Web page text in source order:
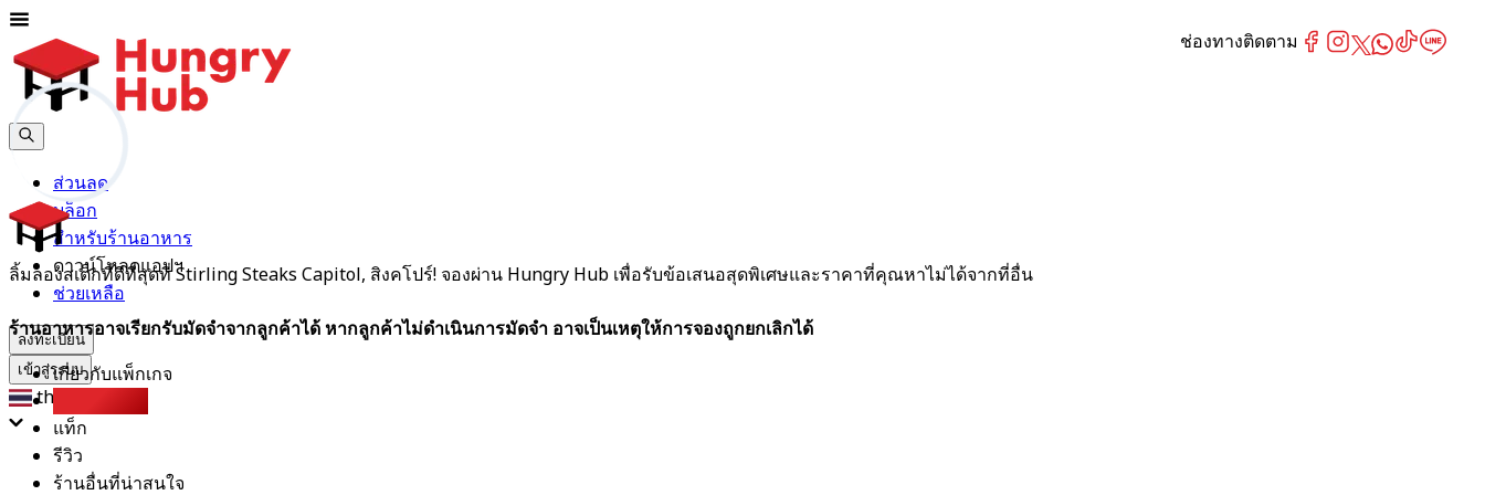
ส่วนลด
บล็อก
สำหรับร้านอาหาร
ดาวน์โหลดแอปฯ
ช่วยเหลือ
ลงทะเบียน
เข้าสู่ระบบ
th
ลิ้มลองสเต็กที่ดีที่สุดที่ Stirling Steaks Capitol, สิงคโปร์! จองผ่าน Hungry Hub เพื่อรับข้อเสนอสุดพิเศษและราคาที่คุณหาไม่ได้จากที่อื่น
ร้านอาหารอาจเรียกรับมัดจำจากลูกค้าได้ หากลูกค้าไม่ดำเนินการมัดจำ อาจเป็นเหตุให้การจองถูกยกเลิกได้
เกี่ยวกับแพ็กเกจ
แท็ก
รีวิว
ร้านอื่นที่น่าสนใจ
ช่องทางติดตาม